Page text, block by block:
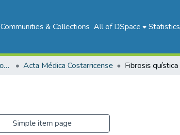
Communities & Collections All of DSpace Statistics
Revistas Nacionales en Costa Rica Acta Médica Costarricense Fibrosis quística
Simple item page